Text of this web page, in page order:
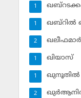
1
ഖബ്‌റില്‍
1
ഖലീഫമാര്‍
2
ഖിയാസ്
1
ഖുനൂതില്‍
1
2